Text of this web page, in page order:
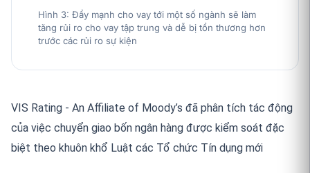
VIS Rating - An Affiliate of Moody’s đã phân tích tác động
của việc chuyển giao bốn ngân hàng được kiểm soát đặc
biệt theo khuôn khổ Luật các Tổ chức Tín dụng mới
Hình 3: Đẩy mạnh cho vay tới một số ngành sẽ làm
tăng rủi ro cho vay tập trung và dễ bị tổn thương hơn
trước các rủi ro sự kiện